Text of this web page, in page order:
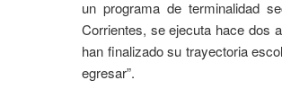
un programa de terminalidad
Corrientes, se ejecuta hace dos
han finalizado su trayectoria
egresar”.